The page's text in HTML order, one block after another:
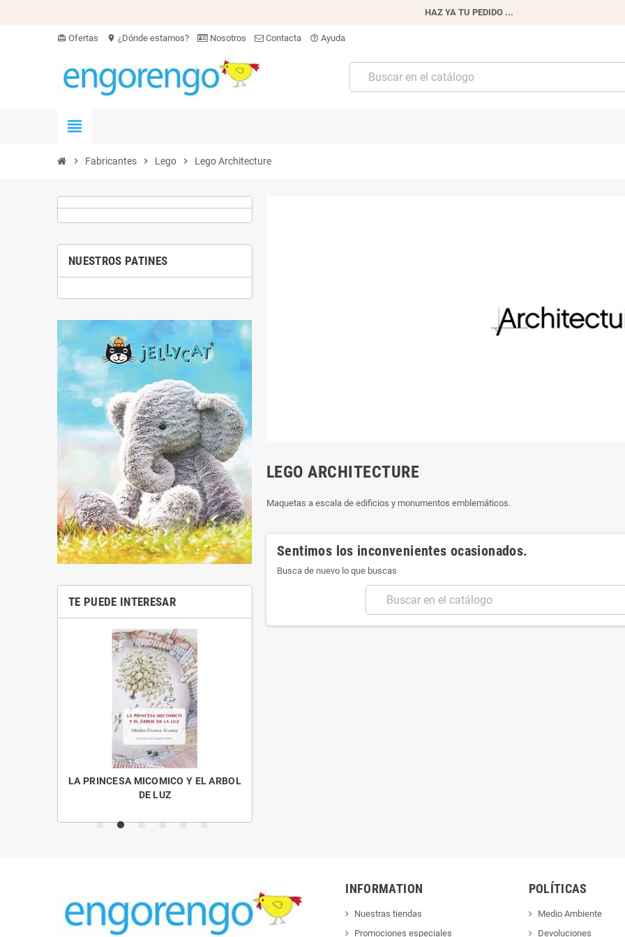
HAZ YA TU PEDIDO ...
card_giftcard Ofertas location_on ¿Dónde estamos? Nosotros Contacta help_outline Ayuda
view_headline
chevron_right Fabricantes chevron_right Lego chevron_right Lego Architecture
NUESTROS PATINES
TE PUEDE INTERESAR
LA PRINCESA MICOMICO Y EL ARBOL
DE LUZ
LEGO ARCHITECTURE
Maquetas a escala de edificios y monumentos emblemáticos.
Sentimos los inconvenientes ocasionados.
Busca de nuevo lo que buscas
INFORMATION
Nuestras tiendas
Promociones especiales
POLÍTICAS
Medio Ambiente
Devoluciones